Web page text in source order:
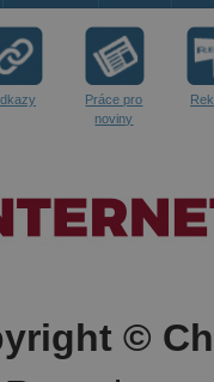
Práce pro
noviny
©